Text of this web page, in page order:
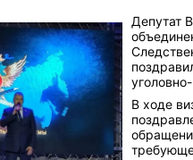
Депутат
В ходе